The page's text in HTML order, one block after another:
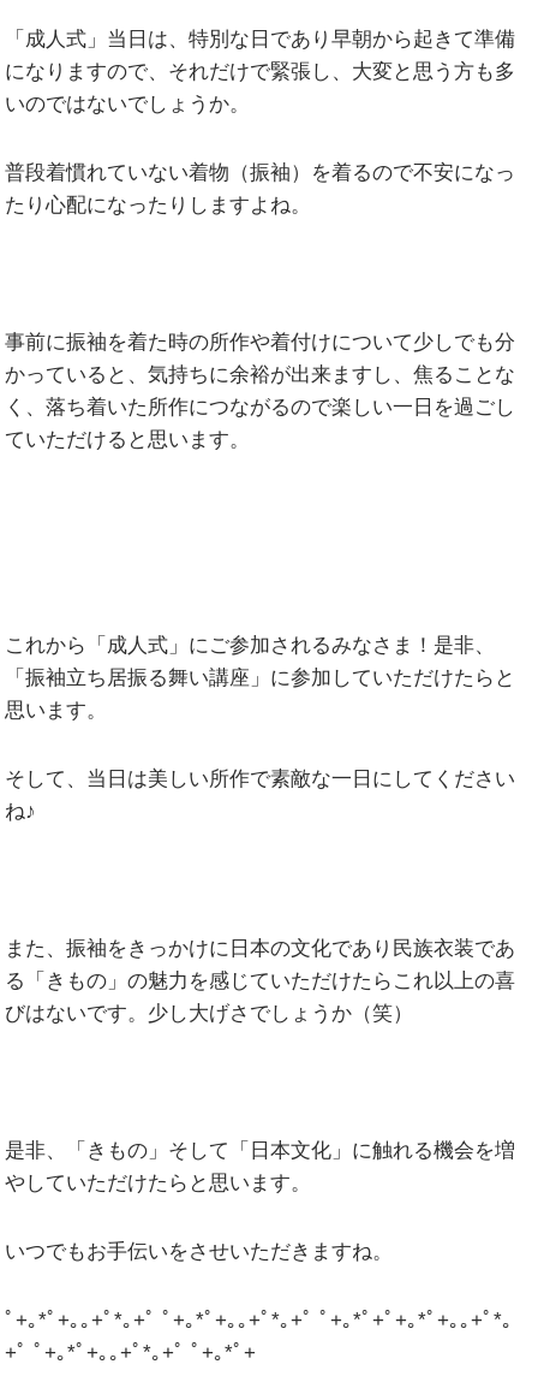
「成人式」当日は、特別な日であり早朝から起きて準備
になりますので、それだけで緊張し、大変と思う方も多
いのではないでしょうか。
普段着慣れていない着物（振袖）を着るので不安になっ
たり心配になったりしますよね。
事前に振袖を着た時の所作や着付けについて少しでも分
かっていると、気持ちに余裕が出来ますし、焦ることな
く、落ち着いた所作につながるので楽しい一日を過ごし
ていただけると思います。
これから「成人式」にご参加されるみなさま！是非、
「振袖立ち居振る舞い講座」に参加していただけたらと
思います。
そして、当日は美しい所作で素敵な一日にしてください
ね♪
また、振袖をきっかけに日本の文化であり民族衣装であ
る「きもの」の魅力を感じていただけたらこれ以上の喜
びはないです。少し大げさでしょうか（笑）
是非、「きもの」そして「日本文化」に触れる機会を増
やしていただけたらと思います。
いつでもお手伝いをさせいただきますね。
ﾟ+｡*ﾟ+｡｡+ﾟ*｡+ﾟ ﾟ+｡*ﾟ+｡｡+ﾟ*｡+ﾟ ﾟ+｡*ﾟ+ﾟ+｡*ﾟ+｡｡+ﾟ*｡
+ﾟ ﾟ+｡*ﾟ+｡｡+ﾟ*｡+ﾟ ﾟ+｡*ﾟ+